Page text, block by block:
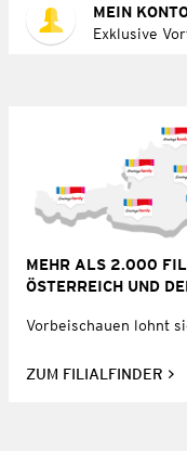
MEIN
Exklusive
MEHR ALS 2.000
ÖSTERREICH UND
Vorbeischauen lohnt
ZUM FILIALFINDER